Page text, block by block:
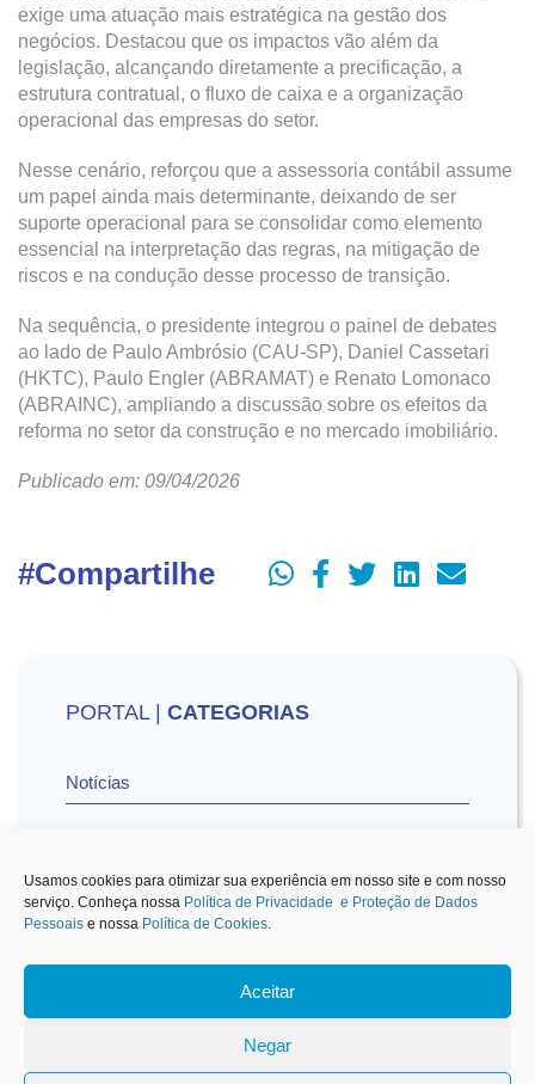
Usamos cookies para otimizar sua experiência em nosso site e com nosso
serviço. Conheça nossa Política de Privacidade e Proteção de Dados
Pessoais e nossa Política de Cookies.
Aceitar
Negar
exige uma atuação mais estratégica na gestão dos
negócios. Destacou que os impactos vão além da
legislação, alcançando diretamente a precificação, a
estrutura contratual, o fluxo de caixa e a organização
operacional das empresas do setor.
Nesse cenário, reforçou que a assessoria contábil assume
um papel ainda mais determinante, deixando de ser
suporte operacional para se consolidar como elemento
essencial na interpretação das regras, na mitigação de
riscos e na condução desse processo de transição.
Na sequência, o presidente integrou o painel de debates
ao lado de Paulo Ambrósio (CAU-SP), Daniel Cassetari
(HKTC), Paulo Engler (ABRAMAT) e Renato Lomonaco
(ABRAINC), ampliando a discussão sobre os efeitos da
reforma no setor da construção e no mercado imobiliário.
Publicado em: 09/04/2026
#Compartilhe
PORTAL | CATEGORIAS
Notícias